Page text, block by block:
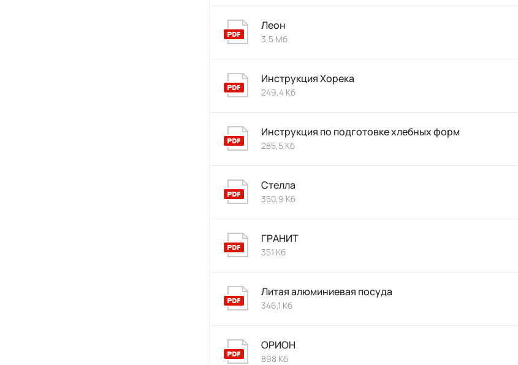
Леон
3,5 Мб
Инструкция Хорека
249,4 Кб
Инструкция по подготовке хлебных форм
285,5 Кб
Стелла
350,9 Кб
ГРАНИТ
351 Кб
Литая алюминиевая посуда
346,1 Кб
ОРИОН
898 Кб